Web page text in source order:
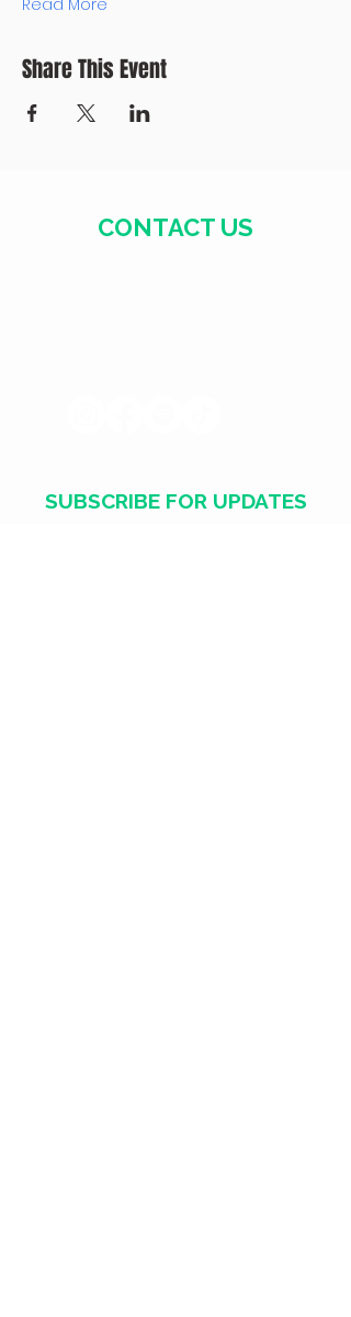
Read More
Share This Event
CONTACT US
SUBSCRIBE FOR UPDATES